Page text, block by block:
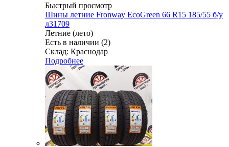
Быстрый просмотр
Шины летние Fronway EcoGreen 66 R15 185/55 б/у
л31709
Летние (лето)
Есть в наличии (2)
Склад: Краснодар
Подробнее